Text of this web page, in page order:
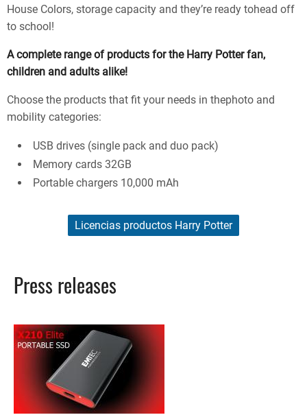
House Colors, storage capacity and they’re ready tohead off
to school!
A complete range of products for the Harry Potter fan,
children and adults alike!
Choose the products that fit your needs in thephoto and
mobility categories:
USB drives (single pack and duo pack)
Memory cards 32GB
Portable chargers 10,000 mAh
Licencias productos Harry Potter
Press releases